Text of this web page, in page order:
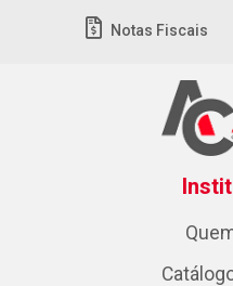
Notas Fiscais